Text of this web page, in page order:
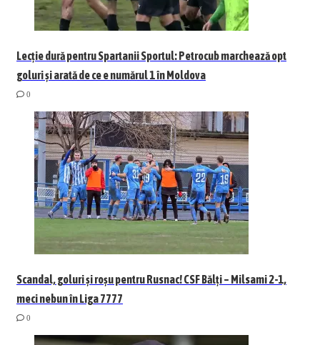
Lecție dură pentru Spartanii Sportul: Petrocub marchează opt
goluri și arată de ce e numărul 1 în Moldova
0
Scandal, goluri și roșu pentru Rusnac! CSF Bălți – Milsami 2-1,
meci nebun în Liga 7777
0